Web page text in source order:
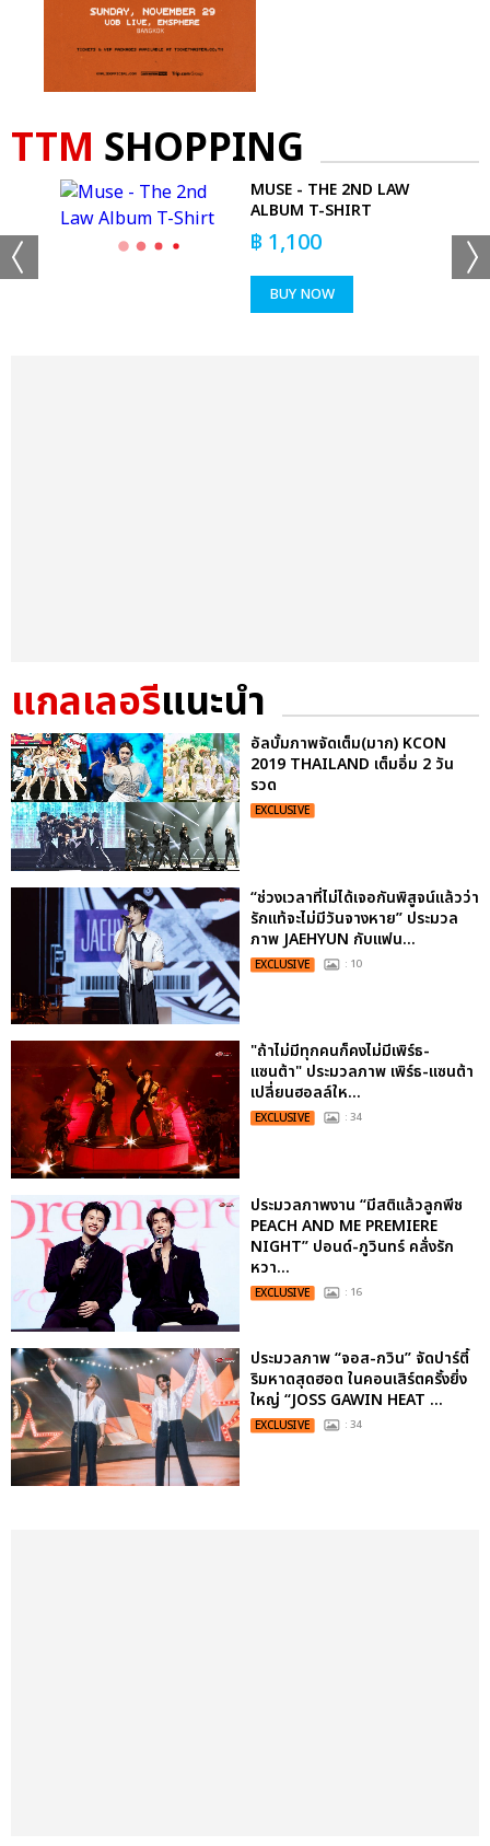
TTM SHOPPING
MUSE - THE 2ND LAW
ALBUM T-SHIRT
฿ 1,100
BUY NOW
แกลเลอรีแนะนำ
อัลบั้มภาพจัดเต็ม(มาก) KCON
2019 THAILAND เต็มอิ่ม 2 วัน
รวด
EXCLUSIVE
“ช่วงเวลาที่ไม่ได้เจอกันพิสูจน์แล้วว่า
รักแท้จะไม่มีวันจางหาย” ประมวล
ภาพ JAEHYUN กับแฟน...
EXCLUSIVE : 10
"ถ้าไม่มีทุกคนก็คงไม่มีเพิร์ธ-
แซนต้า" ประมวลภาพ เพิร์ธ-แซนต้า
เปลี่ยนฮอลล์ให...
EXCLUSIVE : 34
ประมวลภาพงาน “มีสติแล้วลูกพีช
PEACH AND ME PREMIERE
NIGHT” ปอนด์-ภูวินทร์ คลั่งรัก
หวา...
EXCLUSIVE : 16
ประมวลภาพ “จอส-กวิน” จัดปาร์ตี้
ริมหาดสุดฮอต ในคอนเสิร์ตครั้งยิ่ง
ใหญ่ “JOSS GAWIN HEAT ...
EXCLUSIVE : 34